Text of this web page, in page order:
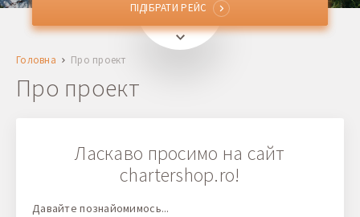
Звідки
Куди
Повернення
1 + 0 + 0
ПІДІБРАТИ РЕЙС
ПІДІБРАТИ РЕЙС
Головна Про проект
Про проект
Ласкаво просимо на сайт
chartershop.ro!
Давайте познайомимось...